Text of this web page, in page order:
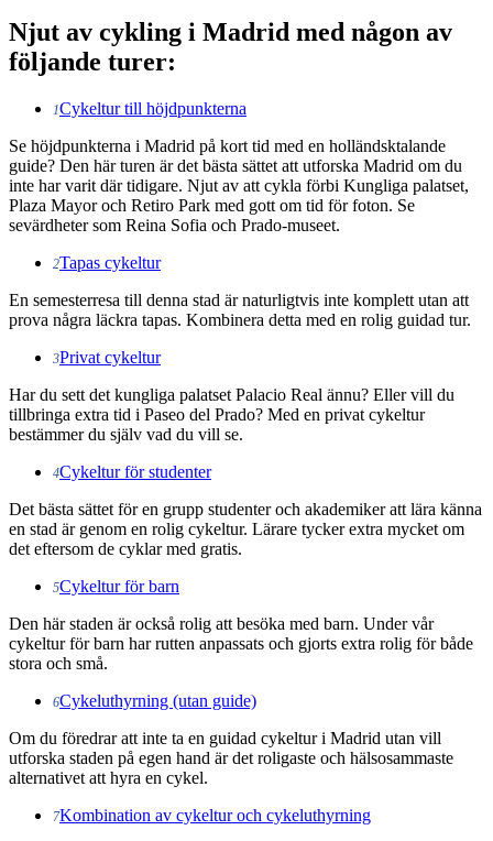
Njut av cykling i Madrid med någon av
följande turer:
1Cykeltur till höjdpunkterna
Se höjdpunkterna i Madrid på kort tid med en holländsktalande
guide? Den här turen är det bästa sättet att utforska Madrid om du
inte har varit där tidigare. Njut av att cykla förbi Kungliga palatset,
Plaza Mayor och Retiro Park med gott om tid för foton. Se
sevärdheter som Reina Sofia och Prado-museet.
2Tapas cykeltur
En semesterresa till denna stad är naturligtvis inte komplett utan att
prova några läckra tapas. Kombinera detta med en rolig guidad tur.
3Privat cykeltur
Har du sett det kungliga palatset Palacio Real ännu? Eller vill du
tillbringa extra tid i Paseo del Prado? Med en privat cykeltur
bestämmer du själv vad du vill se.
4Cykeltur för studenter
Det bästa sättet för en grupp studenter och akademiker att lära känna
en stad är genom en rolig cykeltur. Lärare tycker extra mycket om
det eftersom de cyklar med gratis.
5Cykeltur för barn
Den här staden är också rolig att besöka med barn. Under vår
cykeltur för barn har rutten anpassats och gjorts extra rolig för både
stora och små.
6Cykeluthyrning (utan guide)
Om du föredrar att inte ta en guidad cykeltur i Madrid utan vill
utforska staden på egen hand är det roligaste och hälsosammaste
alternativet att hyra en cykel.
7Kombination av cykeltur och cykeluthyrning